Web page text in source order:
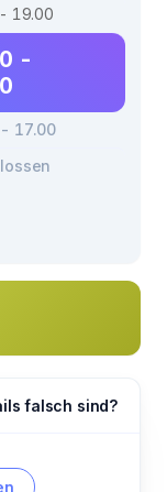
19.00
-
17.00
falsch sind?